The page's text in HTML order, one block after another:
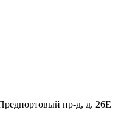
пр-д, д. 26Е